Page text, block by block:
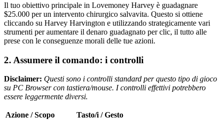
Il tuo obiettivo principale in Lovemoney Harvey è guadagnare
$25.000 per un intervento chirurgico salvavita. Questo si ottiene
cliccando su Harvey Harvington e utilizzando strategicamente vari
strumenti per aumentare il denaro guadagnato per clic, il tutto alle
prese con le conseguenze morali delle tue azioni.
2. Assumere il comando: i controlli
Disclaimer: Questi sono i controlli standard per questo tipo di gioco
su PC Browser con tastiera/mouse. I controlli effettivi potrebbero
essere leggermente diversi.
Azione / Scopo
Tasto/i / Gesto